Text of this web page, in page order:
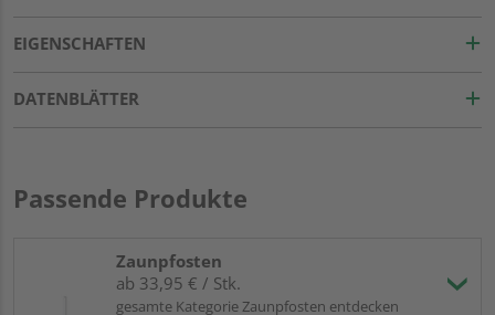
EIGENSCHAFTEN
DATENBLÄTTER
Passende Produkte
Zaunpfosten
ab 33,95 € / Stk.
gesamte Kategorie Zaunpfosten entdecken